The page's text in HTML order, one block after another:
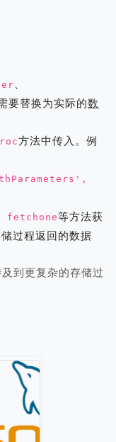
、
要替换为实际的数
方法中传入。例
fetchone等方法获
过程返回的数据
到更复杂的存储过